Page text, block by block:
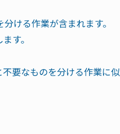
ける作業が含まれます。
す。
要なものを分ける作業に似